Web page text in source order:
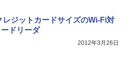
レジットカードサイズのWi-Fi対
ドリーダ
2012年3月26日